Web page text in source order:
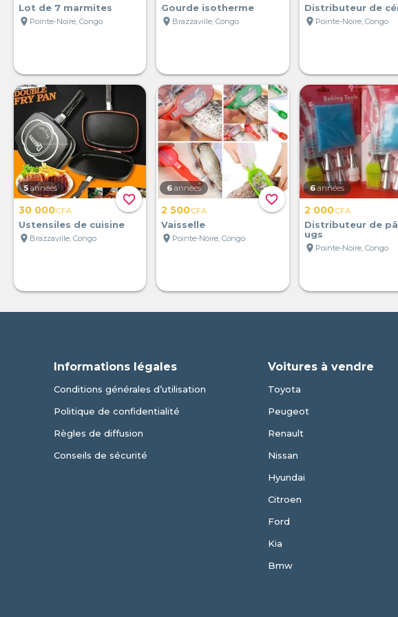
Lot de 7 marmites
location_on Pointe-Noire, Congo
Gourde isotherme
location_on Brazzaville, Congo
Distributeur de
location_on Pointe-Noire, Congo
favorite_border
5 années
30 000CFA
Ustensiles de cuisine
location_on Brazzaville, Congo
favorite_border
6 années
2 500CFA
Vaisselle
location_on Pointe-Noire, Congo
6 années
2 000CFA
Distributeur de
ugs
location_on Pointe-Noire, Congo
Informations légales
Conditions générales d’utilisation
Politique de confidentialité
Règles de diffusion
Conseils de sécurité
Voitures à vendre
Toyota
Peugeot
Renault
Nissan
Hyundai
Citroen
Ford
Kia
Bmw